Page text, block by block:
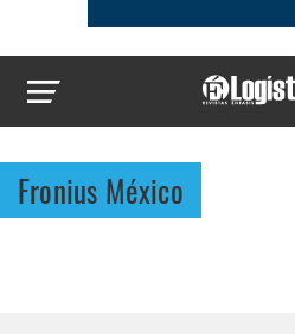
Fronius México